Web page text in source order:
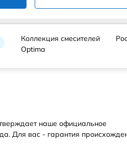
Коллекция смесителей
Optima
наше официальное
Для вас - гарантия